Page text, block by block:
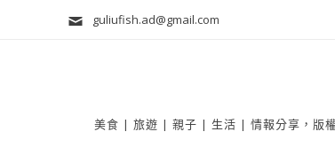
guliufish.ad@gmail.com
美食 | 旅遊 | 親子 | 生活 | 情報分享，版